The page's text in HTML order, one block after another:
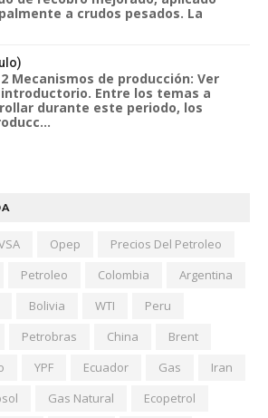
a crudos pesados. La
Mecanismos de producción: Ver
Entre los temas a
durante este periodo, los
Opep
Precios Del Petroleo
Petroleo Colombia
Argentina
Bolivia WTI
Peru
Petrobras China
Brent
YPF Ecuador Gas
Iran
Gas Natural
Ecopetrol